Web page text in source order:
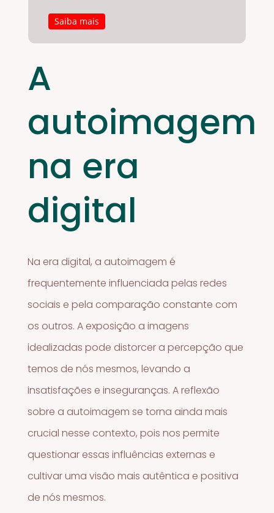
Saiba mais
A
autoimagem
na era
digital
Na era digital, a autoimagem é
frequentemente influenciada pelas redes
sociais e pela comparação constante com
os outros. A exposição a imagens
idealizadas pode distorcer a percepção que
temos de nós mesmos, levando a
insatisfações e inseguranças. A reflexão
sobre a autoimagem se torna ainda mais
crucial nesse contexto, pois nos permite
questionar essas influências externas e
cultivar uma visão mais autêntica e positiva
de nós mesmos.